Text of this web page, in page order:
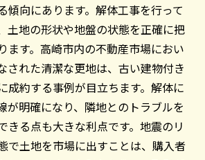
傾向にあります。解体工事を行って
土地の形状や地盤の状態を正確に把
ます。高崎市内の不動産市場におい
された清潔な更地は、古い建物付き
成約する事例が目立ちます。解体に
が明確になり、隣地とのトラブルを
きる点も大きな利点です。地震のリ
で土地を市場に出すことは、購入者